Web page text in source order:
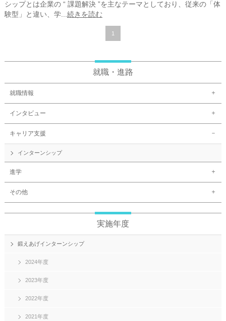
シップとは企業の “ 課題解決 ”を主なテーマとしており、従来の「体
験型」と違い、学... 続きを読む
1
就職・進路
就職情報
インタビュー
キャリア支援
インターンシップ
進学
その他
実施年度
鍛えあげインターンシップ
2024年度
2023年度
2022年度
2021年度